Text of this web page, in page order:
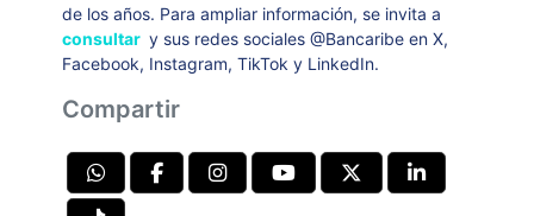
de los años. Para ampliar información, se invita a
consultar y sus redes sociales @Bancaribe en X,
Facebook, Instagram, TikTok y LinkedIn.
Compartir